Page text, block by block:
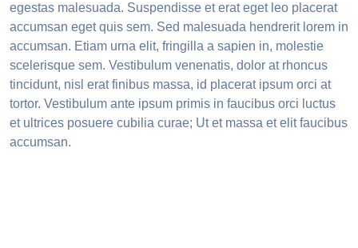
egestas malesuada. Suspendisse et erat eget leo placerat
accumsan eget quis sem. Sed malesuada hendrerit lorem in
accumsan. Etiam urna elit, fringilla a sapien in, molestie
scelerisque sem. Vestibulum venenatis, dolor at rhoncus
tincidunt, nisl erat finibus massa, id placerat ipsum orci at
tortor. Vestibulum ante ipsum primis in faucibus orci luctus
et ultrices posuere cubilia curae; Ut et massa et elit faucibus
accumsan.